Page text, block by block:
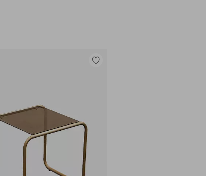
Lisää